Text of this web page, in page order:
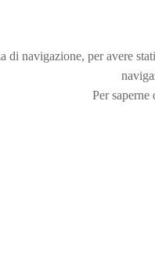
di navigazione, per avere
Per